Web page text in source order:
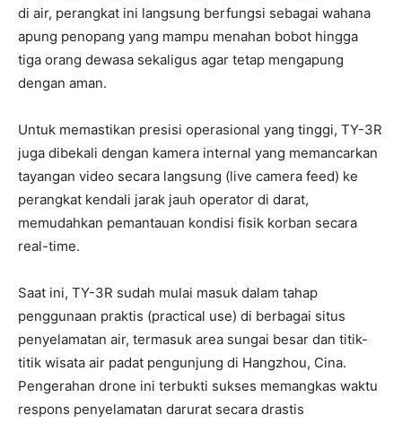
di air, perangkat ini langsung berfungsi sebagai wahana
apung penopang yang mampu menahan bobot hingga
tiga orang dewasa sekaligus agar tetap mengapung
dengan aman.
Untuk memastikan presisi operasional yang tinggi, TY-3R
juga dibekali dengan kamera internal yang memancarkan
tayangan video secara langsung (live camera feed) ke
perangkat kendali jarak jauh operator di darat,
memudahkan pemantauan kondisi fisik korban secara
real-time.
Saat ini, TY-3R sudah mulai masuk dalam tahap
penggunaan praktis (practical use) di berbagai situs
penyelamatan air, termasuk area sungai besar dan titik-
titik wisata air padat pengunjung di Hangzhou, Cina.
Pengerahan drone ini terbukti sukses memangkas waktu
respons penyelamatan darurat secara drastis